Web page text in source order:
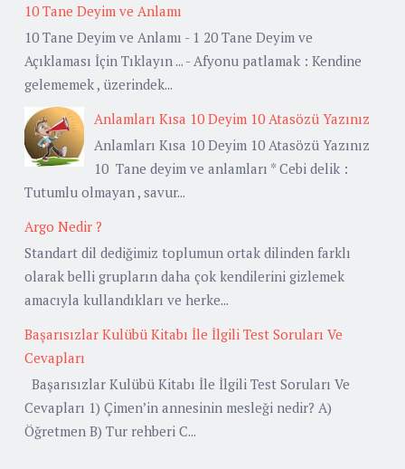
10 Tane Deyim ve Anlamı
10 Tane Deyim ve Anlamı - 1 20 Tane Deyim ve
Açıklaması İçin Tıklayın ... - Afyonu patlamak : Kendine
gelememek , üzerindek...
Anlamları Kısa 10 Deyim 10 Atasözü Yazınız
Anlamları Kısa 10 Deyim 10 Atasözü Yazınız
10 Tane deyim ve anlamları * Cebi delik :
Tutumlu olmayan , savur...
Argo Nedir ?
Standart dil dediğimiz toplumun ortak dilinden farklı
olarak belli grupların daha çok kendilerini gizlemek
amacıyla kullandıkları ve herke...
Başarısızlar Kulübü Kitabı İle İlgili Test Soruları Ve
Cevapları
Başarısızlar Kulübü Kitabı İle İlgili Test Soruları Ve
Cevapları 1) Çimen’in annesinin mesleği nedir? A)
Öğretmen B) Tur rehberi C...